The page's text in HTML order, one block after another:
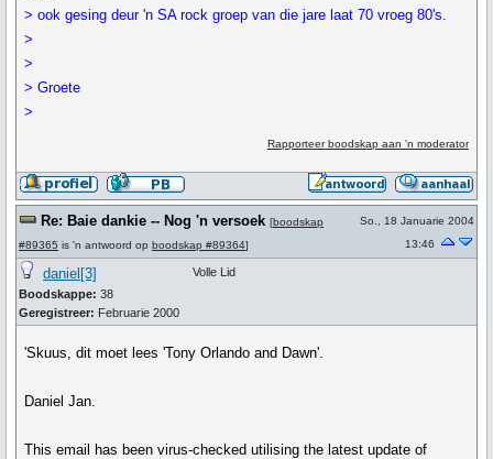
> ook gesing deur 'n SA rock groep van die jare laat 70 vroeg 80's.
>
>
> Groete
>
Rapporteer boodskap aan 'n moderator
Re: Baie dankie -- Nog 'n versoek [boodskap
#89365 is 'n antwoord op boodskap #89364]
So., 18 Januarie 2004
13:46
daniel[3]
Boodskappe: 38
Geregistreer: Februarie 2000
Volle Lid
'Skuus, dit moet lees 'Tony Orlando and Dawn'.
Daniel Jan.
This email has been virus-checked utilising the latest update of